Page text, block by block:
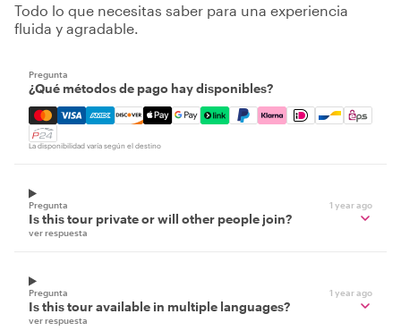
Todo lo que necesitas saber para una experiencia
fluida y agradable.
Pregunta
¿Qué métodos de pago hay disponibles?
Mastercard, Visa, Amex, Discover, Apple Pay, Google
La disponibilidad varía según el destino
Pregunta 1 year ago
Is this tour private or will other people join?
ver respuesta
Pregunta 1 year ago
Is this tour available in multiple languages?
ver respuesta